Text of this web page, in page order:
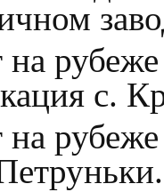
на
с.
на